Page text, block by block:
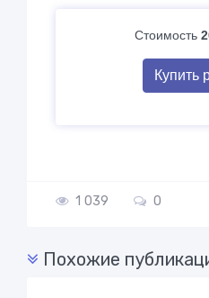
Стоимость
Купить
1 039 0
Похожие